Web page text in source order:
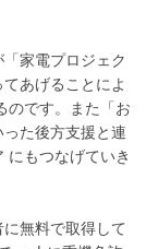
家電プロジェク
あげることによ
のです。また「お
た後方支援と連
にもつなげていき
無料で取得して